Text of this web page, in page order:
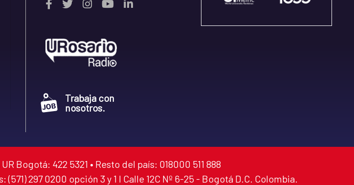
Trabaja con
nosotros.
Bogotá: 422 5321 • Resto del país: 018000 511 888
297 0200 opción 3 y 1 I Calle 12C Nº 6-25 - Bogotá D.C. Colombia.